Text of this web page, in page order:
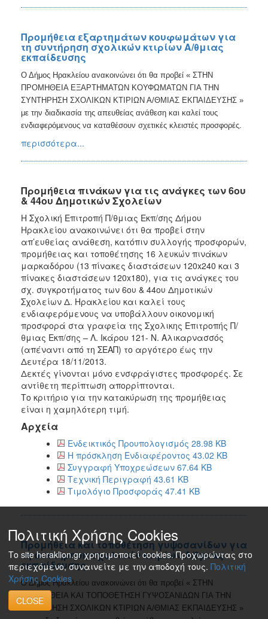
Προμήθεια εξαρτημάτων κουφωμάτων για
τη συντήρηση σχολικών κτιρίων Α/θμιας
εκπαίδευσης
Ο Δήμος Ηρακλείου ανακοινώνει ότι θα προβεί « ΣΤΗΝ
ΠΡΟΜΗΘΕΙΑ ΕΞΑΡΤΗΜΑΤΩΝ ΚΟΥΦΩΜΑΤΩΝ ΓΙΑ ΤΗΝ
ΣΥΝΤΗΡΗΣΗ ΣΧΟΛΙΚΩΝ ΚΤΙΡΙΩΝ Α/ΘΜΙΑΣ ΕΚΠΑΙΔΕΥΣΗΣ »
με την διαδικασία της απευθείας ανάθεση και καλεί τους
ενδιαφερόμενους να καταθέσουν σχετικές κλειστές προσφορές.
περισσότερα...
Προμήθεια πινάκων για τις ανάγκες των 6ου
& 44ου Δημοτικών Σχολείων
Η Σχολική Επιτροπή Π/θμιας Εκπ/σης Δήμου
Ηρακλείου ανακοινώνει ότι θα προβεί στην
απ’ευθείας ανάθεση, κατόπιν συλλογής προσφορών,
προμήθειας και τοποθέτησης 16 λευκών πινάκων
μαρκαδόρου (13 πίνακες διαστάσεων 120x240 και 3
πίνακες διαστάσεων 120x180), για τις ανάγκες του
σχ. συγκροτήματος των 6ου & 44ου Δημοτικών
Σχολείων Δ. Ηρακλείου και καλεί τους
ενδιαφερόμενους να υποβάλλουν οικονομική
προσφορά στα γραφεία της Σχολικης Επιτροπής Π/
θμιας Εκπ/σης – Λ. Ικάρου 121- Ν. Αλικαρνασσός
(απέναντι από τη ΣΕΑΠ) το αργότερο έως την
Δευτέρα 18/11/2013.
Δεκτές γίνονται μόνο ενσφράγιστες προσφορές. Σε
αντίθετη περίπτωση απορρίπτονται.
Το κριτήριο για την κατακύρωση της προμήθειας
είναι η χαμηλότερη τιμή.
Αρχεία
Ενδεικτικός Προυπολογισμός 28.98 KB
Η πρόσκληση Ενδιαφέροντος 43.02 KB
Συγγραφή Υποχρεώσεων 67.64 KB
Τεχνική Περιγραφή 43.61 KB
Τιμολόγιο Προσφοράς 47.41 KB
Προμήθεια και τοποθέτηση γυψοσανίδων για
τη συντήρηση σχολικών κτιρίων Α/θμιας
εκπαίδευσης
Ο Δήμος Ηρακλείου ανακοινώνει ότι θα προβεί « ΣΤΗΝ
ΠΡΟΜΗΘΕΙΑ ΚΑΙ ΤΟΠΟΘΕΤΗΣΗ ΓΥΨΟΣΑΝΙΔΩΝ ΓΙΑ ΤΗΝ
ΣΥΝΤΗΡΗΣΗ ΣΧΟΛΙΚΩΝ ΚΤΙΡΙΩΝ Α/ΘΜΙΑΣ ΕΚΠΑΙΔΕΥΣΗΣ »
Πολιτική Χρήσης Cookies
Το site heraklion.gr χρησιμοποιεί cookies. Προχωρώντας στο
περιεχόμενο, συναινείτε με την αποδοχή τους. Πολιτική
Χρήσης Cookies
CLOSE